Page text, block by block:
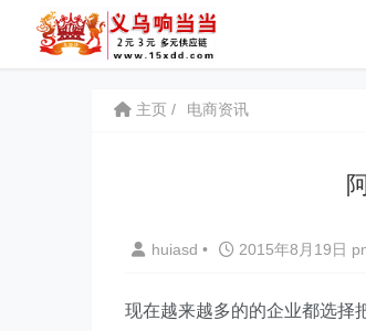
主页 电商资讯
huiasd • 2015年8月19日
现在越来越多的的企业都选择